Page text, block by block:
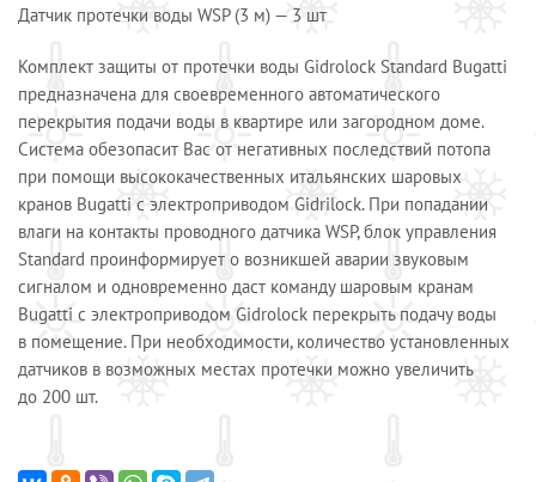
Датчик протечки воды WSP (3 м) — 3 шт
Комплект защиты от протечки воды Gidrolock Standard Bugatti
предназначена для своевременного автоматического
перекрытия подачи воды в квартире или загородном доме.
Система обезопасит Вас от негативных последствий потопа
при помощи высококачественных итальянских шаровых
кранов Bugatti с электроприводом Gidrilock. При попадании
влаги на контакты проводного датчика WSP, блок управления
Standard проинформирует о возникшей аварии звуковым
сигналом и одновременно даст команду шаровым кранам
Bugatti с электроприводом Gidrolock перекрыть подачу воды
в помещение. При необходимости, количество установленных
датчиков в возможных местах протечки можно увеличить
до 200 шт.